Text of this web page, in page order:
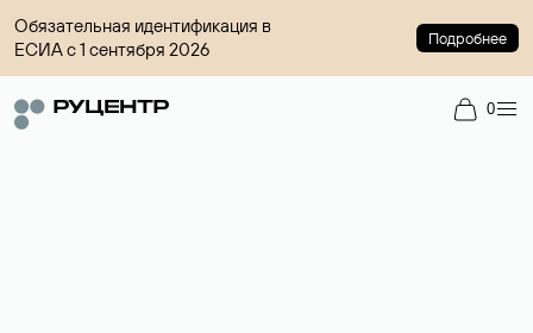
Обязательная идентификация в
ЕСИА с 1 сентября 2026
Подробнее
0